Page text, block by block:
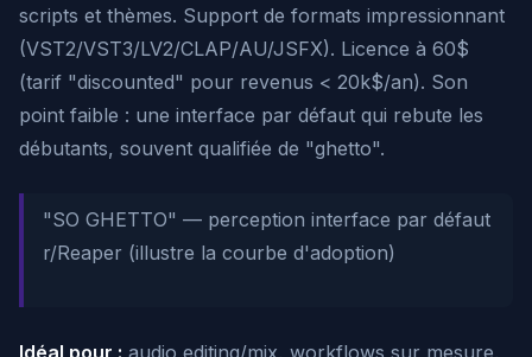
scripts et thèmes. Support de formats impressionnant
(VST2/VST3/LV2/CLAP/AU/JSFX). Licence à 60$
(tarif "discounted" pour revenus < 20k$/an). Son
point faible : une interface par défaut qui rebute les
débutants, souvent qualifiée de "ghetto".
"SO GHETTO" — perception interface par défaut
r/Reaper (illustre la courbe d'adoption)
Idéal pour : audio editing/mix, workflows sur mesure,